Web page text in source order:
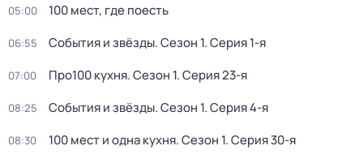
05:00 100 мест, где поесть
06:55 События и звёзды. Сезон 1. Серия 1-я
07:00 Про100 кухня. Сезон 1. Серия 23-я
08:25 События и звёзды. Сезон 1. Серия 4-я
08:30 100 мест и одна кухня. Сезон 1. Серия 30-я